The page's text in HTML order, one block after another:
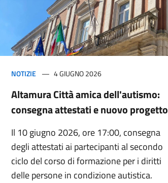
NOTIZIE 4 GIUGNO 2026
Altamura Città amica dell'autismo:
consegna attestati e nuovo progetto
Il 10 giugno 2026, ore 17:00, consegna
degli attestati ai partecipanti al secondo
ciclo del corso di formazione per i diritti
delle persone in condizione autistica.